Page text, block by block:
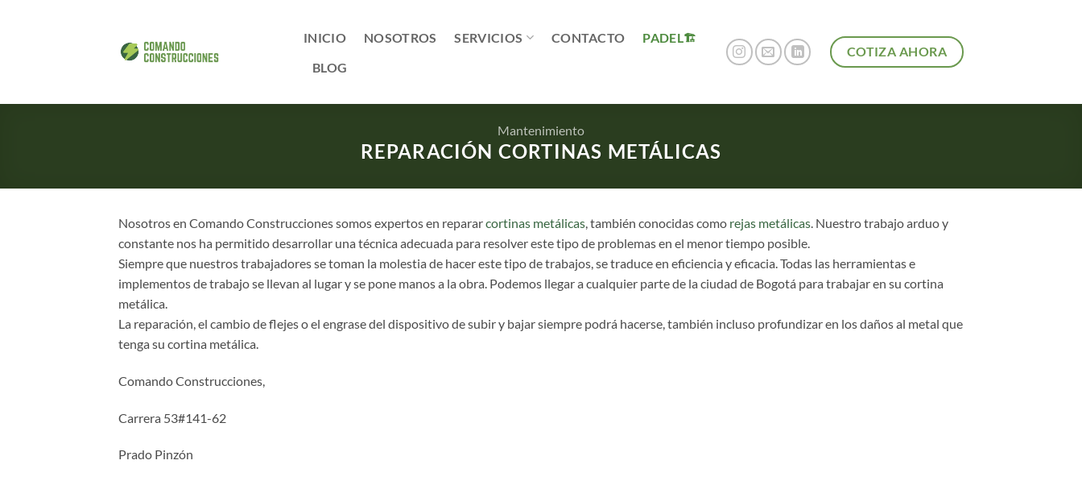
INICIO NOSOTROS SERVICIOS CONTACTO
PADEL
BLOG
COTIZA AHORA
Mantenimiento
REPARACIÓN CORTINAS METÁLICAS
Nosotros en Comando Construcciones somos expertos en repararcortinas metálicas, también conocidas como rejas metálicas. Nuestro trabajo arduo y
constante nos ha permitido desarrollar una técnica adecuada para resolver este tipo de problemas en el menor tiempo posible.
Siempre que nuestros trabajadores se toman la molestia de hacer este tipo de trabajos, se traduce en eficiencia y eficacia. Todas las herramientas e
implementos de trabajo se llevan al lugar y se pone manos a la obra. Podemos llegar a cualquier parte de la ciudad de Bogotá para trabajar en su cortina
metálica.
La reparación, el cambio de flejes o el engrase del dispositivo de subir y bajar siempre podrá hacerse, también incluso profundizar en los daños al metal que
tenga su cortina metálica.
Comando Construcciones,
Carrera 53#141-62
Prado Pinzón